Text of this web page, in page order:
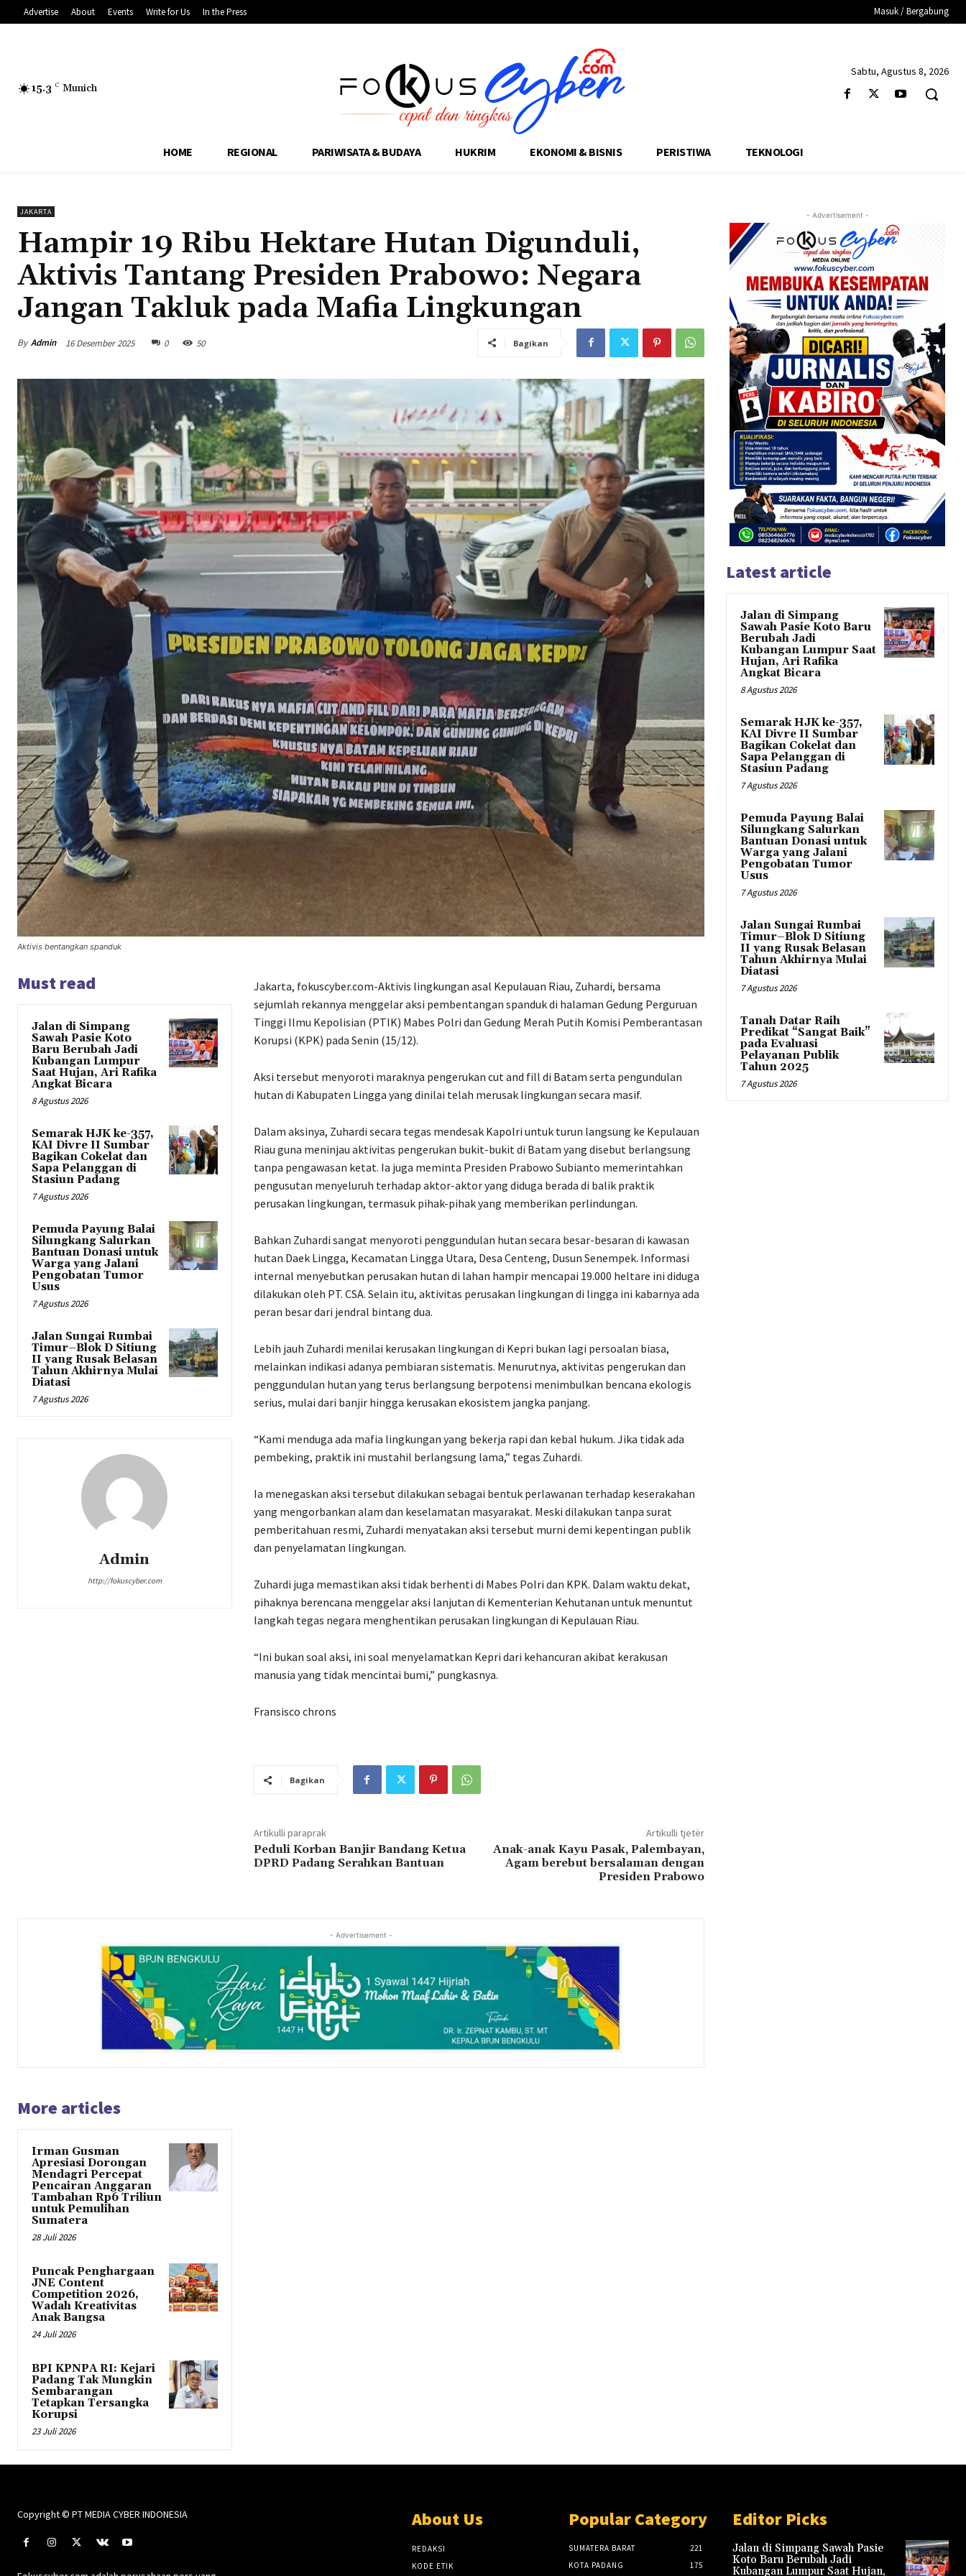
Advertise About Events Write for Us In the Press Masuk / Bergabung
15.3 C Munich
Sabtu, Agustus 8, 2026
HOME REGIONAL PARIWISATA & BUDAYA HUKRIM EKONOMI & BISNIS PERISTIWA TEKNOLOGI
JAKARTA
Hampir 19 Ribu Hektare Hutan Digunduli,
Aktivis Tantang Presiden Prabowo: Negara
Jangan Takluk pada Mafia Lingkungan
By Admin 16 Desember 2025 0 50 Bagikan
Aktivis bentangkan spanduk
Must read
Jalan di Simpang
Sawah Pasie Koto
Baru Berubah Jadi
Kubangan Lumpur
Saat Hujan, Ari Rafika
Angkat Bicara
8 Agustus 2026
Semarak HJK ke-357,
KAI Divre II Sumbar
Bagikan Cokelat dan
Sapa Pelanggan di
Stasiun Padang
7 Agustus 2026
Pemuda Payung Balai
Silungkang Salurkan
Bantuan Donasi untuk
Warga yang Jalani
Pengobatan Tumor
Usus
7 Agustus 2026
Jalan Sungai Rumbai
Timur–Blok D Sitiung
II yang Rusak Belasan
Tahun Akhirnya Mulai
Diatasi
7 Agustus 2026
Admin
http://fokuscyber.com
Jakarta, fokuscyber.com-Aktivis lingkungan asal Kepulauan Riau, Zuhardi, bersama
sejumlah rekannya menggelar aksi pembentangan spanduk di halaman Gedung Perguruan
Tinggi Ilmu Kepolisian (PTIK) Mabes Polri dan Gedung Merah Putih Komisi Pemberantasan
Korupsi (KPK) pada Senin (15/12).
Aksi tersebut menyoroti maraknya pengerukan cut and fill di Batam serta pengundulan
hutan di Kabupaten Lingga yang dinilai telah merusak lingkungan secara masif.
Dalam aksinya, Zuhardi secara tegas mendesak Kapolri untuk turun langsung ke Kepulauan
Riau guna meninjau aktivitas pengerukan bukit-bukit di Batam yang disebut berlangsung
tanpa pengawasan ketat. Ia juga meminta Presiden Prabowo Subianto memerintahkan
pengusutan menyeluruh terhadap aktor-aktor yang diduga berada di balik praktik
perusakan lingkungan, termasuk pihak-pihak yang memberikan perlindungan.
Bahkan Zuhardi sangat menyoroti penggundulan hutan secara besar-besaran di kawasan
hutan Daek Lingga, Kecamatan Lingga Utara, Desa Centeng, Dusun Senempek. Informasi
internal menyebutkan perusakan hutan di lahan hampir mencapai 19.000 heltare ini diduga
dilakukan oleh PT. CSA. Selain itu, aktivitas perusakan lingkungan di lingga ini kabarnya ada
peran besar dari jendral bintang dua.
Lebih jauh Zuhardi menilai kerusakan lingkungan di Kepri bukan lagi persoalan biasa,
melainkan indikasi adanya pembiaran sistematis. Menurutnya, aktivitas pengerukan dan
penggundulan hutan yang terus berlangsung berpotensi menimbulkan bencana ekologis
serius, mulai dari banjir hingga kerusakan ekosistem jangka panjang.
“Kami menduga ada mafia lingkungan yang bekerja rapi dan kebal hukum. Jika tidak ada
pembeking, praktik ini mustahil berlangsung lama,” tegas Zuhardi.
Ia menegaskan aksi tersebut dilakukan sebagai bentuk perlawanan terhadap keserakahan
yang mengorbankan alam dan keselamatan masyarakat. Meski dilakukan tanpa surat
pemberitahuan resmi, Zuhardi menyatakan aksi tersebut murni demi kepentingan publik
dan penyelamatan lingkungan.
Zuhardi juga memastikan aksi tidak berhenti di Mabes Polri dan KPK. Dalam waktu dekat,
pihaknya berencana menggelar aksi lanjutan di Kementerian Kehutanan untuk menuntut
langkah tegas negara menghentikan perusakan lingkungan di Kepulauan Riau.
“Ini bukan soal aksi, ini soal menyelamatkan Kepri dari kehancuran akibat kerakusan
manusia yang tidak mencintai bumi,” pungkasnya.
Fransisco chrons
Bagikan
Artikulli paraprak
Peduli Korban Banjir Bandang Ketua
DPRD Padang Serahkan Bantuan
Artikulli tjetër
Anak-anak Kayu Pasak, Palembayan,
Agam berebut bersalaman dengan
Presiden Prabowo
- Advertisement -
More articles
Irman Gusman
Apresiasi Dorongan
Mendagri Percepat
Pencairan Anggaran
Tambahan Rp6 Triliun
untuk Pemulihan
Sumatera
28 Juli 2026
Puncak Penghargaan
JNE Content
Competition 2026,
Wadah Kreativitas
Anak Bangsa
24 Juli 2026
BPI KPNPA RI: Kejari
Padang Tak Mungkin
Sembarangan
Tetapkan Tersangka
Korupsi
23 Juli 2026
- Advertisement -
Latest article
Jalan di Simpang
Sawah Pasie Koto Baru
Berubah Jadi
Kubangan Lumpur Saat
Hujan, Ari Rafika
Angkat Bicara
8 Agustus 2026
Semarak HJK ke-357,
KAI Divre II Sumbar
Bagikan Cokelat dan
Sapa Pelanggan di
Stasiun Padang
7 Agustus 2026
Pemuda Payung Balai
Silungkang Salurkan
Bantuan Donasi untuk
Warga yang Jalani
Pengobatan Tumor
Usus
7 Agustus 2026
Jalan Sungai Rumbai
Timur–Blok D Sitiung
II yang Rusak Belasan
Tahun Akhirnya Mulai
Diatasi
7 Agustus 2026
Tanah Datar Raih
Predikat “Sangat Baik”
pada Evaluasi
Pelayanan Publik
Tahun 2025
7 Agustus 2026
Copyright © PT MEDIA CYBER INDONESIA About Us
REDAKSI
KODE ETIK
Popular Category
SUMATERA BARAT
221
KOTA PADANG
175
Editor Picks
Jalan di Simpang Sawah Pasie
Koto Baru Berubah Jadi
Kubangan Lumpur Saat Hujan,